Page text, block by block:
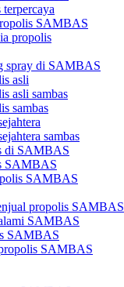
SAMBAS
propolis
spray di SAMBAS
asli
asli sambas
sambas
sambas
di SAMBAS
SAMBAS
SAMBAS
propolis SAMBAS
SAMBAS
SAMBAS
SAMBAS